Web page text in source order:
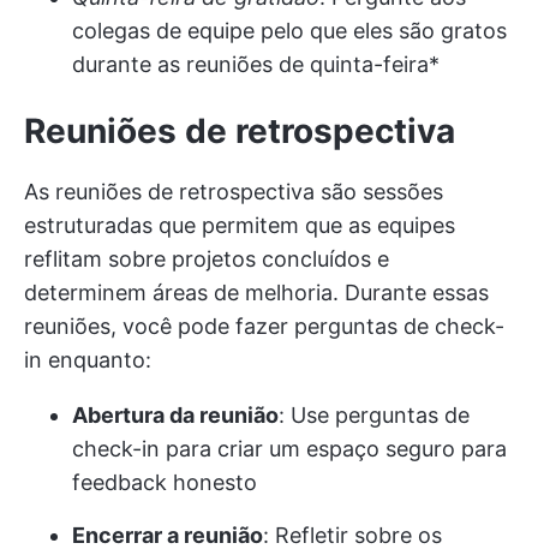
colegas de equipe pelo que eles são gratos
durante as reuniões de quinta-feira*
Reuniões de retrospectiva
As reuniões de retrospectiva são sessões
estruturadas que permitem que as equipes
reflitam sobre projetos concluídos e
determinem áreas de melhoria. Durante essas
reuniões, você pode fazer perguntas de check-
in enquanto:
Abertura da reunião: Use perguntas de
check-in para criar um espaço seguro para
feedback honesto
Encerrar a reunião: Refletir sobre os